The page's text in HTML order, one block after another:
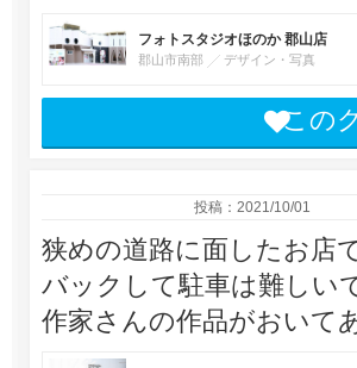
フォトスタジオほのか 郡山店
郡山市南部 デザイン・写真
この
投稿：2021/10/01
狭めの道路に面したお店
バックして駐車は難しい
作家さんの作品がおいて